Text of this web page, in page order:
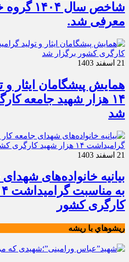
شاخص سال
معرفی شد.
21 اسفند 1403
همایش پیشگامان ایثار و
۱۴ هزار شهید جامعه
شد
21 اسفند 1403
بیانیه خانواده‌های
کارگری کشور
ريشوهاي با ريشه